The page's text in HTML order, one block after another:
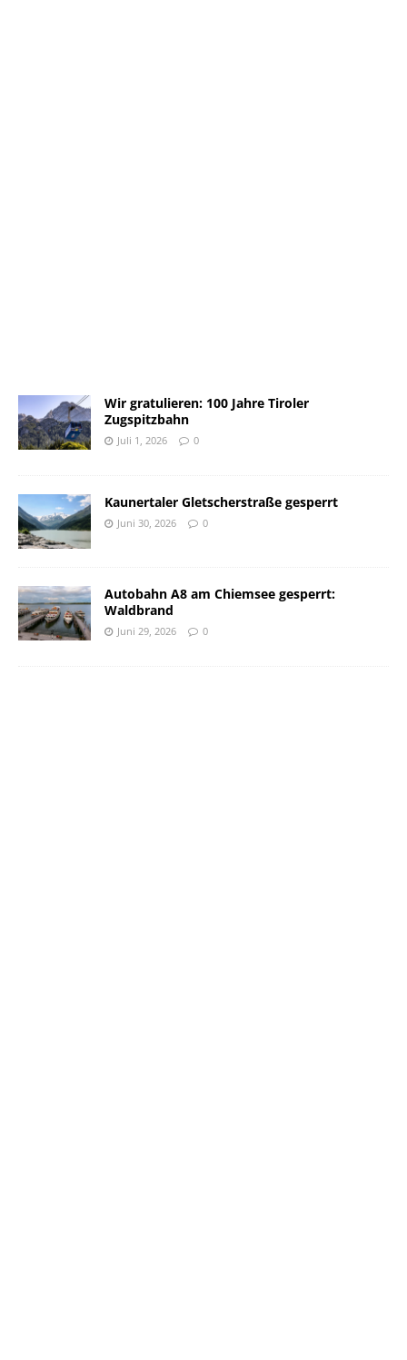
Wir gratulieren: 100 Jahre Tiroler
Zugspitzbahn
Juli 1, 2026 0
Kaunertaler Gletscherstraße gesperrt
Juni 30, 2026 0
Autobahn A8 am Chiemsee gesperrt:
Waldbrand
Juni 29, 2026 0